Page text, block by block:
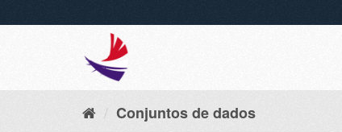
Conjuntos de dados